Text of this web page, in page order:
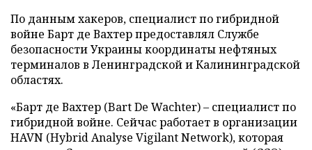
По данным хакеров, специалист по гибридной
войне Барт де Вахтер предоставлял Службе
безопасности Украины координаты нефтяных
терминалов в Ленинградской и Калининградской
областях.
«Барт де Вахтер (Bart De Wachter) – специалист по
гибридной войне. Сейчас работает в организации
HAVN (Hybrid Analyse Vigilant Network), которая